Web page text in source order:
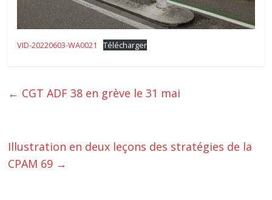
VID-20220603-WA0021 Télécharger
← CGT ADF 38 en grève le 31 mai
Illustration en deux leçons des stratégies de la
CPAM 69 →